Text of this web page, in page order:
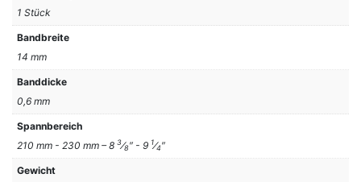
1 Stück
Bandbreite
14 mm
Banddicke
0,6 mm
Spannbereich
210 mm - 230 mm – 8 3⁄8″ - 9 1⁄4″
Gewicht